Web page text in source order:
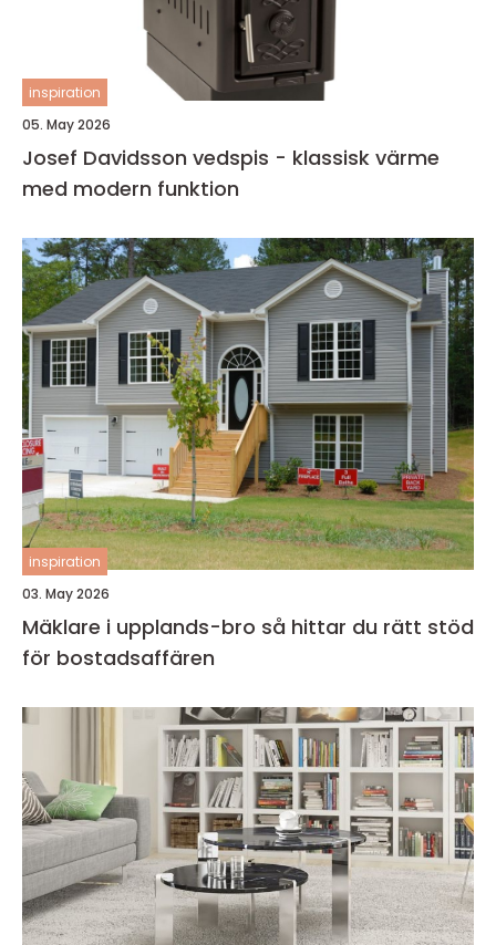
inspiration
05. May 2026
Josef Davidsson vedspis - klassisk värme
med modern funktion
inspiration
03. May 2026
Mäklare i upplands-bro så hittar du rätt stöd
för bostadsaffären